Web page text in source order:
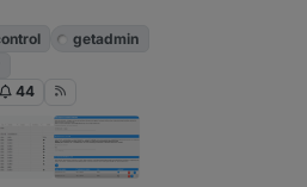
getadmin
44